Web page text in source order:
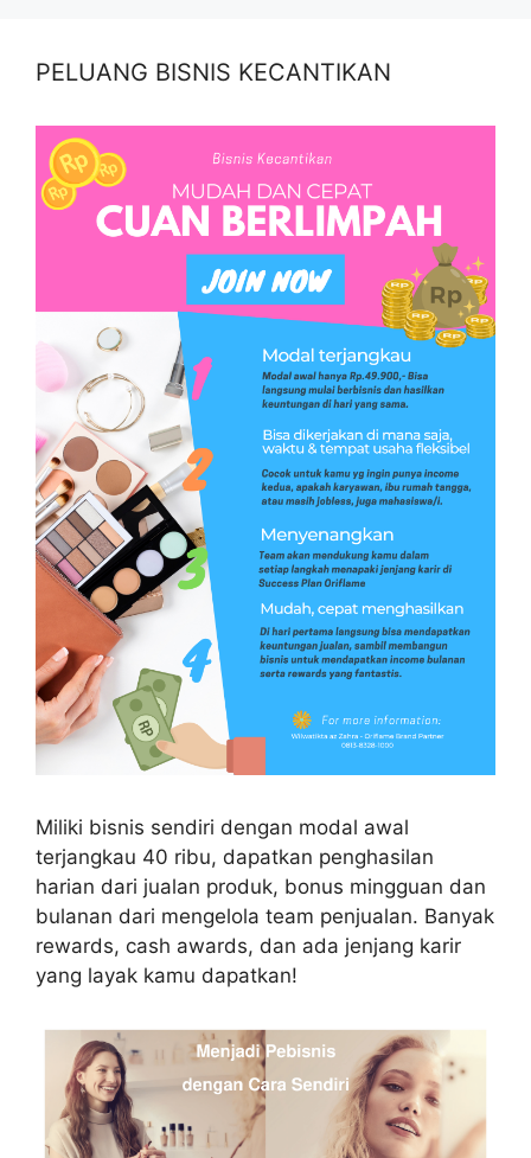
PELUANG BISNIS KECANTIKAN
Miliki bisnis sendiri dengan modal awal
terjangkau 40 ribu, dapatkan penghasilan
harian dari jualan produk, bonus mingguan dan
bulanan dari mengelola team penjualan. Banyak
rewards, cash awards, dan ada jenjang karir
yang layak kamu dapatkan!